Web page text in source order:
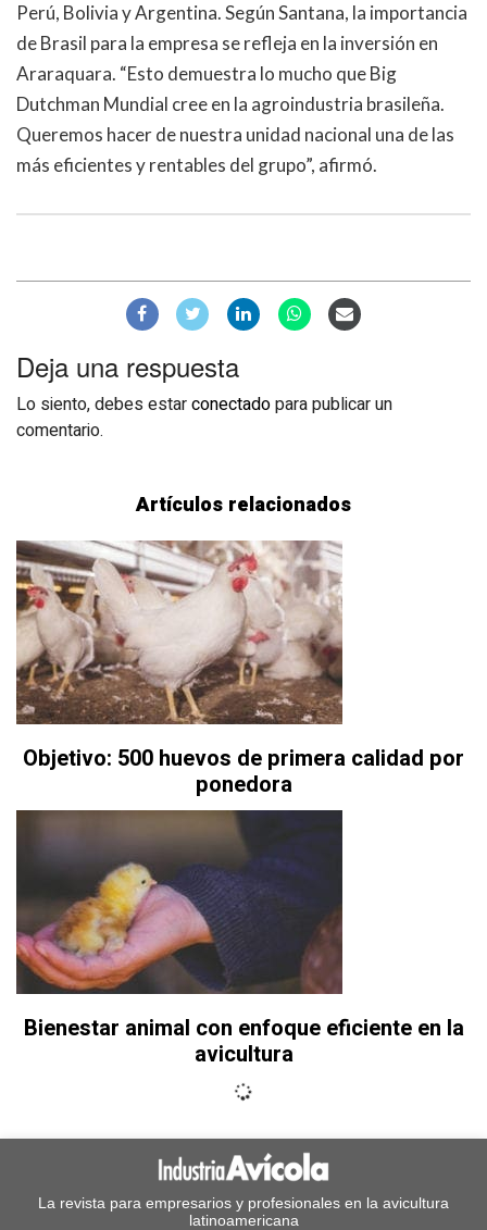
Perú, Bolivia y Argentina. Según Santana, la importancia
de Brasil para la empresa se refleja en la inversión en
Araraquara. “Esto demuestra lo mucho que Big
Dutchman Mundial cree en la agroindustria brasileña.
Queremos hacer de nuestra unidad nacional una de las
más eficientes y rentables del grupo”, afirmó.
Deja una respuesta
Lo siento, debes estarconectadopara publicar un
comentario.
Artículos relacionados
Objetivo: 500 huevos de primera calidad por
ponedora
Bienestar animal con enfoque eficiente en la
avicultura
La revista para empresarios y profesionales en la avicultura
latinoamericana